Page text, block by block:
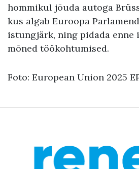
hommikul jõuda autoga
kus algab Euroopa
istungjärk, ning pidada
mõned töökohtumised.
Foto: European Union 2025